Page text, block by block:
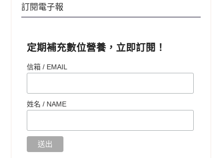
訂閱電子報
定期補充數位營養，立即訂閱！
信箱 / EMAIL
姓名 / NAME